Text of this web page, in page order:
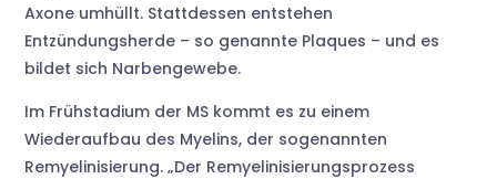
Axone umhüllt. Stattdessen entstehen
Entzündungsherde – so genannte Plaques – und es
bildet sich Narbengewebe.
Im Frühstadium der MS kommt es zu einem
Wiederaufbau des Myelins, der sogenannten
Remyelinisierung. „Der Remyelinisierungsprozess